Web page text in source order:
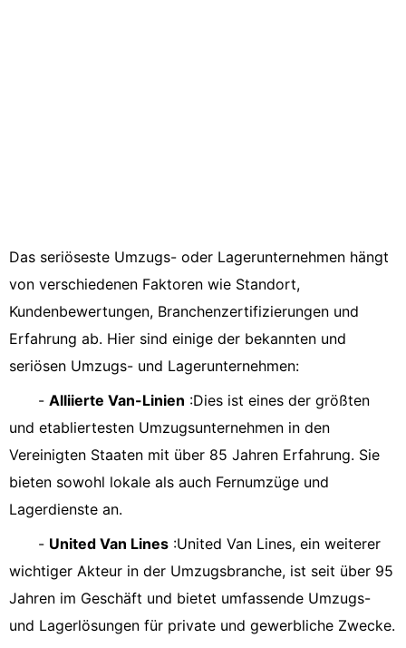
Das seriöseste Umzugs- oder Lagerunternehmen hängt
von verschiedenen Faktoren wie Standort,
Kundenbewertungen, Branchenzertifizierungen und
Erfahrung ab. Hier sind einige der bekannten und
seriösen Umzugs- und Lagerunternehmen:
- Alliierte Van-Linien :Dies ist eines der größten
und etabliertesten Umzugsunternehmen in den
Vereinigten Staaten mit über 85 Jahren Erfahrung. Sie
bieten sowohl lokale als auch Fernumzüge und
Lagerdienste an.
- United Van Lines :United Van Lines, ein weiterer
wichtiger Akteur in der Umzugsbranche, ist seit über 95
Jahren im Geschäft und bietet umfassende Umzugs-
und Lagerlösungen für private und gewerbliche Zwecke.